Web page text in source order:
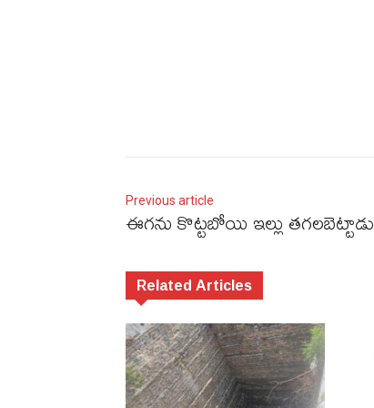
Previous article
ఈగను కొట్టబోయి ఇల్లు తగలబెట్టాడు
Related Articles